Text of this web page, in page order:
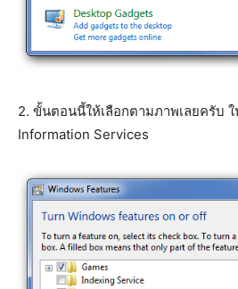
2. ขั้นตอนนี้ให้เลือกตามภาพเลยครับ
Information Services